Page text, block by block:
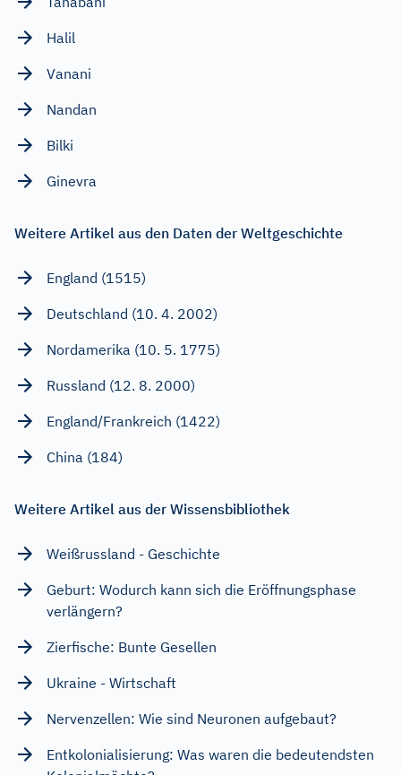
Halil
Vanani
Nandan
Bilki
Ginevra
Weitere Artikel aus den Daten der Weltgeschichte
England (1515)
Deutschland (10. 4. 2002)
Nordamerika (10. 5. 1775)
Russland (12. 8. 2000)
England/Frankreich (1422)
China (184)
Weitere Artikel aus der Wissensbibliothek
Weißrussland - Geschichte
Geburt: Wodurch kann sich die Eröffnungsphase
verlängern?
Zierfische: Bunte Gesellen
Ukraine - Wirtschaft
Nervenzellen: Wie sind Neuronen aufgebaut?
Entkolonialisierung: Was waren die bedeutendsten